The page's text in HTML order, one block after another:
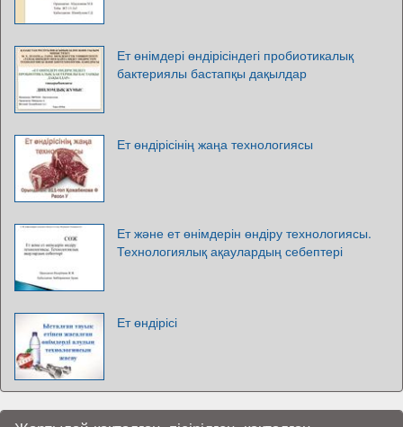
Ет өнімдері өндірісіндегі пробиотикалық
бактериялы бастапқы дақылдар
Ет өндірісінің жаңа технологиясы
Ет және ет өнімдерін өндіру технологиясы.
Технологиялық ақаулардың себептері
Ет өндірісі